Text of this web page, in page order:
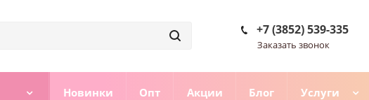
+7 (3852) 539-335
Заказать звонок
Новинки Опт Акции Блог Услуги